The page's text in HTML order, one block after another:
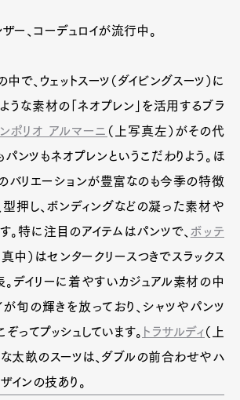
ー、コーデュロイが流行中。
、ウェットスーツ（ダイビングスーツ）に
うな素材の「ネオプレン」を活用するブラ
ポリオ アルマーニ （上写真左）がその代
ンツもネオプレンというこだわりよう。ほ
バリエーションが豊富なのも今季の特徴
型押し、ボンディングなどの凝った素材や
。特に注目のアイテムはパンツで、 ボッテ
真中）はセンタークリースつきでスラックス
デイリーに着やすいカジュアル素材の中
が旬の輝きを放っており、シャツやパンツ
ってプッシュしています。 トラサルディ（上
太畝のスーツは、ダブルの前合わせやハ
インの技あり。